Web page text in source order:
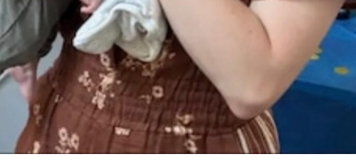
que fueron sus suegros.
Luego, en noviembre de 2023,El Confidencial
informó
que de la Rúa hizo parte de la lista de testigos que
declararon en el caso que adelantaba la Hacienda
española contra Shakira por evasión de impuestos,
por petición expresa de la cantante.Además, una visita
de Shakira a Inés Pertiné, madre de Antonio el pasado